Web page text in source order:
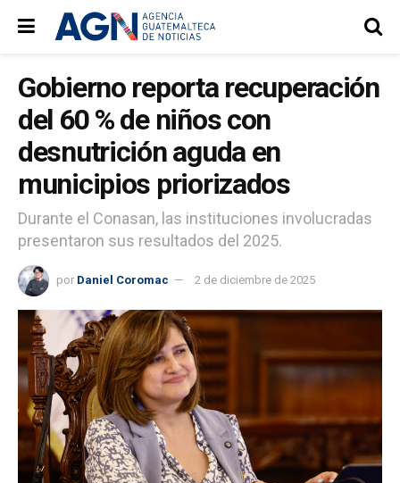
Gobierno reporta recuperación
del 60 % de niños con
desnutrición aguda en
municipios priorizados
Durante el Conasan, las instituciones involucradas
presentaron sus resultados del 2025.
por Daniel Coromac 2 de diciembre de 2025